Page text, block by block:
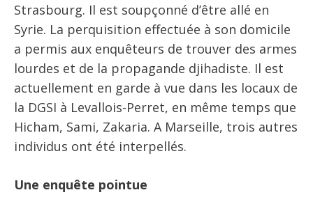
Strasbourg. Il est soupçonné d’être allé en
Syrie. La perquisition effectuée à son domicile
a permis aux enquêteurs de trouver des armes
lourdes et de la propagande djihadiste. Il est
actuellement en garde à vue dans les locaux de
la DGSI à Levallois-Perret, en même temps que
Hicham, Sami, Zakaria. A Marseille, trois autres
individus ont été interpellés.
Une enquête pointue